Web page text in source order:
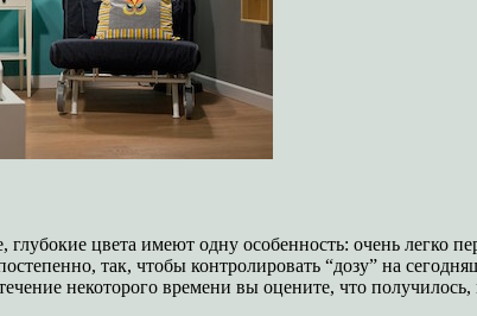
цвета имеют одну особенность: очень легко
так, чтобы контролировать “дозу” на
некоторого времени вы оцените, что